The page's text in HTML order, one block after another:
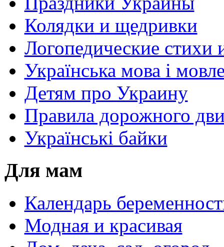
Колядки и щедривки
Логопедические стихи
Українська мова і
Детям про Украину
Правила дорожного
Українські байки
Для мам
Календарь
Модная и красивая